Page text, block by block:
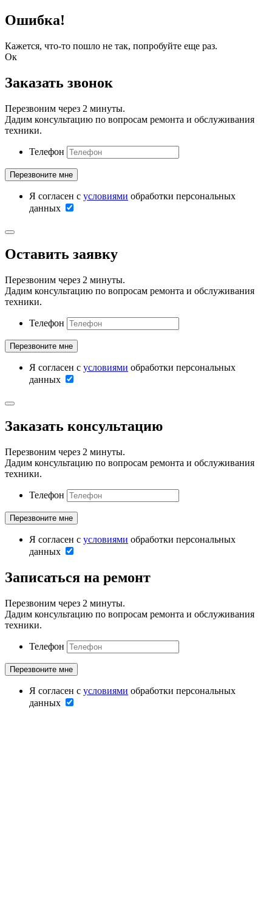
Ошибка!
Кажется, что-то пошло не так, попробуйте еще раз.
Ок
Заказать звонок
Перезвоним через 2 минуты.
Дадим консультацию по вопросам ремонта и обслуживания
техники.
Телефон
Я согласен с условиями обработки персональных
данных
Оставить заявку
Перезвоним через 2 минуты.
Дадим консультацию по вопросам ремонта и обслуживания
техники.
Телефон
Я согласен с условиями обработки персональных
данных
Заказать консультацию
Перезвоним через 2 минуты.
Дадим консультацию по вопросам ремонта и обслуживания
техники.
Телефон
Я согласен с условиями обработки персональных
данных
Записаться на ремонт
Перезвоним через 2 минуты.
Дадим консультацию по вопросам ремонта и обслуживания
техники.
Телефон
Я согласен с условиями обработки персональных
данных